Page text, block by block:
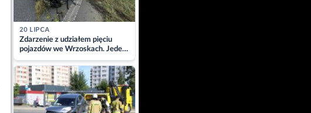
20 LIPCA
Zdarzenie z udziałem pięciu
pojazdów we Wrzoskach. Jeden
z kierowców zabrany w
kajdankach